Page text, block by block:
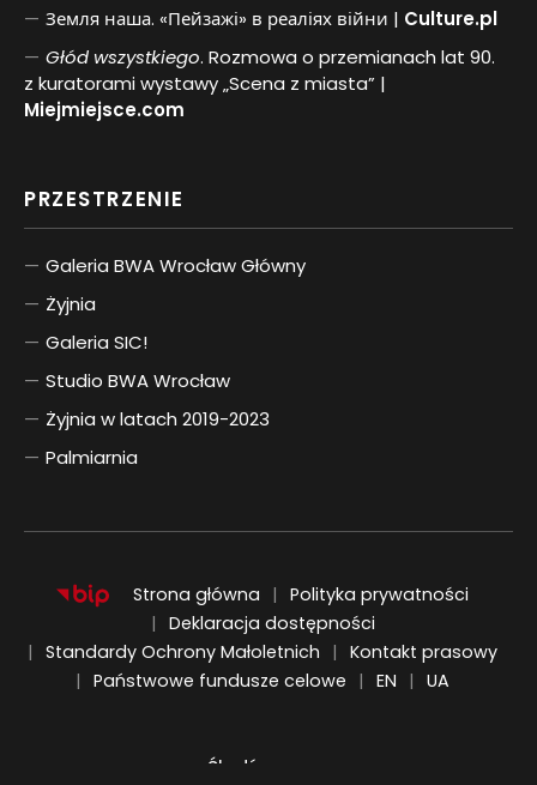
Земля наша. «Пейзажі» в реаліях війни | Culture.pl
Głód wszystkiego. Rozmowa o przemianach lat 90.
z kuratorami wystawy „Scena z miasta” |
Miejmiejsce.com
PRZESTRZENIE
Galeria BWA Wrocław Główny
Żyjnia
Galeria SIC!
Studio BWA Wrocław
Żyjnia w latach 2019-2023
Palmiarnia
Strona główna
Polityka prywatności
Deklaracja dostępności
Standardy Ochrony Małoletnich
Kontakt prasowy
Państwowe fundusze celowe
EN
ENGLISH
UA
UKRAIŃSKI
Śledź nas na: